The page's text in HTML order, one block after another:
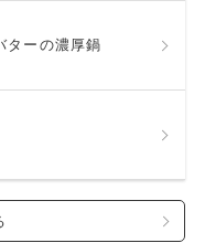
ターの濃厚鍋